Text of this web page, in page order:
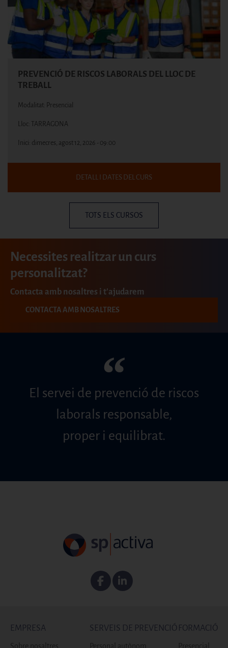
PREVENCIÓ DE RISCOS LABORALS DEL LLOC DE
TREBALL
Modalitat: Presencial
Lloc: TARRAGONA
Inici: dimecres, agost 12, 2026 - 09:00
DETALL I DATES DEL CURS
TOTS ELS CURSOS
Necessites realitzar un curs
personalitzat?
Contacta amb nosaltres i t'ajudarem
CONTACTA AMB NOSALTRES
“
El servei de prevenció de riscos
laborals responsable,
proper i equilibrat.
FacebookLinkedin
EMPRESA
Sobre nosaltres
SERVEIS DE PREVENCIÓ
Personal autònom
FORMACIÓ
Presencial